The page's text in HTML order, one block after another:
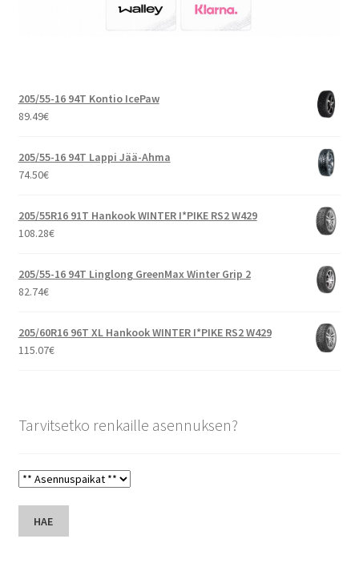
205/55-16 94T Kontio IcePaw
89.49€
205/55-16 94T Lappi Jää-Ahma
74.50€
205/55R16 91T Hankook WINTER I*PIKE RS2 W429
108.28€
205/55-16 94T Linglong GreenMax Winter Grip 2
82.74€
205/60R16 96T XL Hankook WINTER I*PIKE RS2 W429
115.07€
Tarvitsetko renkaille asennuksen?
HAE